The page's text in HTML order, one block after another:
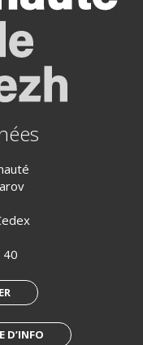
40
D’INFO